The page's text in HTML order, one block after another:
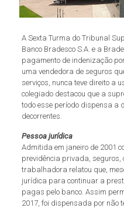
A Sexta Turma do Tribunal
Banco Bradesco S.A. e a
pagamento de indenização
uma vendedora de seguros
serviços, nunca teve direito a
colegiado destacou que a
todo esse período dispensa a
decorrentes.
Pessoa jurídica
Admitida em janeiro de 2001
previdência privada, seguros,
trabalhadora relatou que,
jurídica para continuar a
pagas pelo banco. Assim
2017, foi dispensada por não